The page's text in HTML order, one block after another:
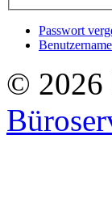
Passwort
© 2026